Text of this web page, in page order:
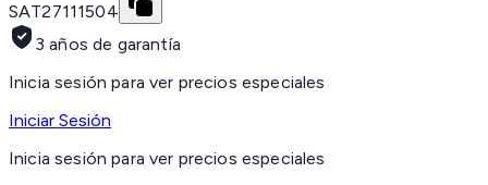
SAT27111504
3 años de garantía
Inicia sesión para ver precios especiales
Iniciar Sesión
Inicia sesión para ver precios especiales